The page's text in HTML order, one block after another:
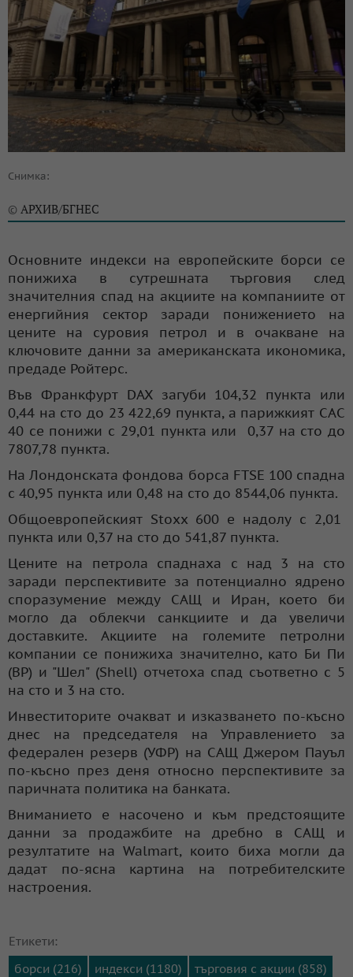
Снимка:
© АРХИВ/БГНЕС
Основните индекси на европейските борси се
понижиха в сутрешната търговия след
значителния спад на акциите на компаниите от
енергийния сектор заради понижението на
цените на суровия петрол и в очакване на
ключовите данни за американската икономика,
предаде Ройтерс.
Във Франкфурт DAX загуби 104,32 пункта или
0,44 на сто до 23 422,69 пункта, а парижкият САС
40 се понижи с 29,01 пункта или 0,37 на сто до
7807,78 пункта.
На Лондонската фондова борса FTSE 100 спадна
с 40,95 пункта или 0,48 на сто до 8544,06 пункта.
Общоевропейският Stoxx 600 е надолу с 2,01
пункта или 0,37 на сто до 541,87 пункта.
Цените на петрола спаднаха с над 3 на сто
заради перспективите за потенциално ядрено
споразумение между САЩ и Иран, което би
могло да облекчи санкциите и да увеличи
доставките. Акциите на големите петролни
компании се понижиха значително, като Би Пи
(BP) и "Шел" (Shell) отчетоха спад съответно с 5
на сто и 3 на сто.
Инвеститорите очакват и изказването по-късно
днес на председателя на Управлението за
федерален резерв (УФР) на САЩ Джером Пауъл
по-късно през деня относно перспективите за
паричната политика на банката.
Вниманието е насочено и към предстоящите
данни за продажбите на дребно в САЩ и
резултатите на Walmart, които биха могли да
дадат по-ясна картина на потребителските
настроения.
Етикети:
борси (216)
индекси (1180)
търговия с акции (858)